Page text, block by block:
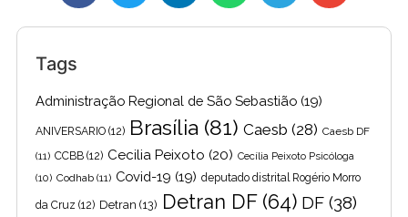
Tags
Administração Regional de São Sebastião (19)
ANIVERSARIO (12) Brasília (81) Caesb (28) Caesb DF
(11) CCBB (12) Cecilia Peixoto (20) Cecília Peixoto Psicóloga
(10) Codhab (11) Covid-19 (19) deputado distrital Rogério Morro
da Cruz (12) Detran (13) Detran DF(64) DF (38)